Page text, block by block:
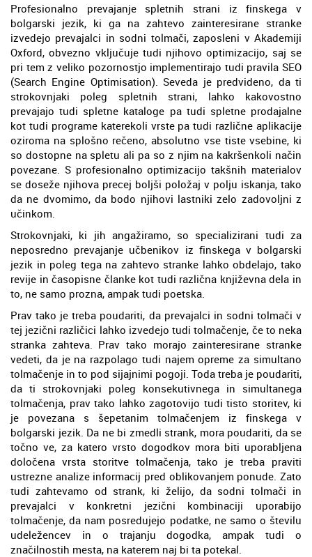
Profesionalno prevajanje spletnih strani iz finskega v
bolgarski jezik, ki ga na zahtevo zainteresirane stranke
izvedejo prevajalci in sodni tolmači, zaposleni v Akademiji
Oxford, obvezno vključuje tudi njihovo optimizacijo, saj se
pri tem z veliko pozornostjo implementirajo tudi pravila SEO
(Search Engine Optimisation). Seveda je predvideno, da ti
strokovnjaki poleg spletnih strani, lahko kakovostno
prevajajo tudi spletne kataloge pa tudi spletne prodajalne
kot tudi programe katerekoli vrste pa tudi različne aplikacije
oziroma na splošno rečeno, absolutno vse tiste vsebine, ki
so dostopne na spletu ali pa so z njim na kakršenkoli način
povezane. S profesionalno optimizacijo takšnih materialov
se doseže njihova precej boljši položaj v polju iskanja, tako
da ne dvomimo, da bodo njihovi lastniki zelo zadovoljni z
učinkom.
Strokovnjaki, ki jih angažiramo, so specializirani tudi za
neposredno prevajanje učbenikov iz finskega v bolgarski
jezik in poleg tega na zahtevo stranke lahko obdelajo, tako
revije in časopisne članke kot tudi različna književna dela in
to, ne samo prozna, ampak tudi poetska.
Prav tako je treba poudariti, da prevajalci in sodni tolmači v
tej jezični različici lahko izvedejo tudi tolmačenje, če to neka
stranka zahteva. Prav tako morajo zainteresirane stranke
vedeti, da je na razpolago tudi najem opreme za simultano
tolmačenje in to pod sijajnimi pogoji. Toda treba je poudariti,
da ti strokovnjaki poleg konsekutivnega in simultanega
tolmačenja, prav tako lahko zagotovijo tudi tisto storitev, ki
je povezana s šepetanim tolmačenjem iz finskega v
bolgarski jezik. Da ne bi zmedli strank, mora poudariti, da se
točno ve, za katero vrsto dogodkov mora biti uporabljena
določena vrsta storitve tolmačenja, tako je treba praviti
ustrezne analize informacij pred oblikovanjem ponude. Zato
tudi zahtevamo od strank, ki želijo, da sodni tolmači in
prevajalci v konkretni jezični kombinaciji uporabijo
tolmačenje, da nam posredujejo podatke, ne samo o številu
udeležencev in o trajanju dogodka, ampak tudi o
značilnostih mesta, na katerem naj bi ta potekal.